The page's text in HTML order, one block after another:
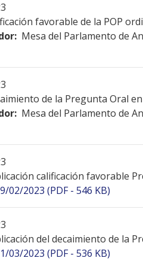
favorable de la POP
Mesa del Parlamento de
de la Pregunta Oral
Mesa del Parlamento de
calificación favorable
02/2023 (PDF - 546 KB)
del decaimiento de la
03/2023 (PDF - 536 KB)